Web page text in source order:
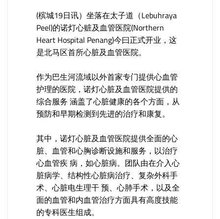
(槟城19日讯）坐落在太子道（Lebuhraya
Peel)的诺灯心赃及血管医院(Northern
Heart Hospital Penang)今曰正式开业，这
是北马区首所心脏及血管医院。
作为巴生河流域以外首家专门提供心血管
护理的医院，诺灯心脏及血管医院提供的
综合服务 涵盖了心脏健康的各个方面，从
预防和早期检测到先进的治疗和康复。
其中，诺灯心脏及血管医院提供全面的心
脏、血管和心胸诊断设施和服务，以治疗
心血管疾 病，如心脏病。团队由在介入心
脏病学、结构性心脏病治疗、复杂外科手
术、心脏电生理干 预、心肺手术，以及全
面的血管和内血管治疗方面具有高度技能
的专科医生组成。